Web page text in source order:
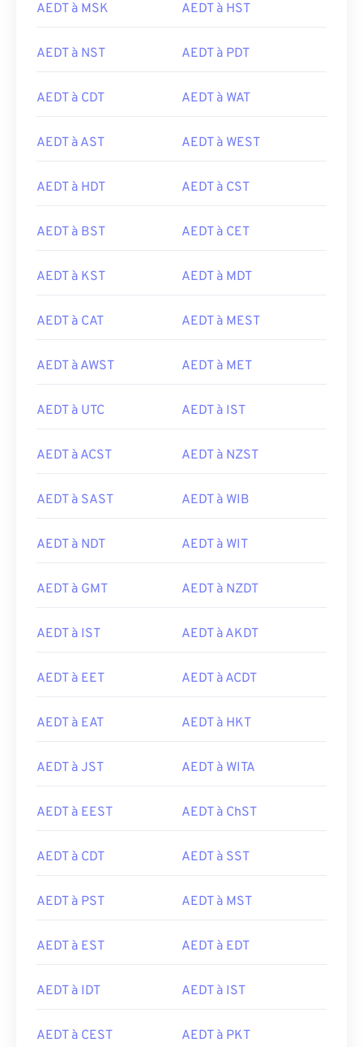
AEDT à MSK AEDT à HST
AEDT à NST AEDT à PDT
AEDT à CDT AEDT à WAT
AEDT à AST AEDT à WEST
AEDT à HDT AEDT à CST
AEDT à BST AEDT à CET
AEDT à KST AEDT à MDT
AEDT à CAT AEDT à MEST
AEDT à AWST AEDT à MET
AEDT à UTC AEDT à IST
AEDT à ACST AEDT à NZST
AEDT à SAST AEDT à WIB
AEDT à NDT AEDT à WIT
AEDT à GMT AEDT à NZDT
AEDT à IST AEDT à AKDT
AEDT à EET AEDT à ACDT
AEDT à EAT AEDT à HKT
AEDT à JST AEDT à WITA
AEDT à EEST AEDT à ChST
AEDT à CDT AEDT à SST
AEDT à PST AEDT à MST
AEDT à EST AEDT à EDT
AEDT à IDT AEDT à IST
AEDT à CEST AEDT à PKT